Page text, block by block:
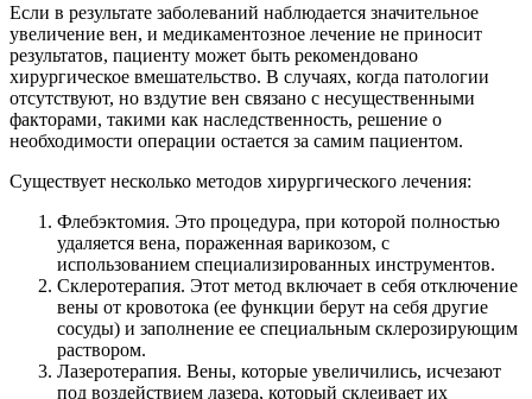
Если в результате заболеваний наблюдается значительное
увеличение вен, и медикаментозное лечение не приносит
результатов, пациенту может быть рекомендовано
хирургическое вмешательство. В случаях, когда патологии
отсутствуют, но вздутие вен связано с несущественными
факторами, такими как наследственность, решение о
необходимости операции остается за самим пациентом.
Существует несколько методов хирургического лечения:
Флебэктомия. Это процедура, при которой полностью
удаляется вена, пораженная варикозом, с
использованием специализированных инструментов.
Склеротерапия. Этот метод включает в себя отключение
вены от кровотока (ее функции берут на себя другие
сосуды) и заполнение ее специальным склерозирующим
раствором.
Лазеротерапия. Вены, которые увеличились, исчезают
под воздействием лазера, который склеивает их